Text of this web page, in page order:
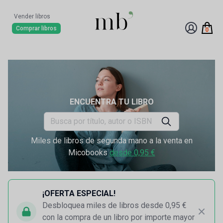
Vender libros
Comprar libros
0
ENCUENTRA TU LIBRO
Miles de libros de segunda mano a la venta en
Micobooksdesde 0,95 €
¡OFERTA ESPECIAL!
Desbloquea miles de libros desde 0,95 €
con la compra de un libro por importe mayor